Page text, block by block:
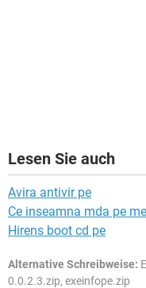
Lesen Sie auch
Avira antivir pe
Ce inseamna mda pe
Hirens boot cd pe
Alternative Schreibweise:
0.0.2.3.zip, exeinfope.zip